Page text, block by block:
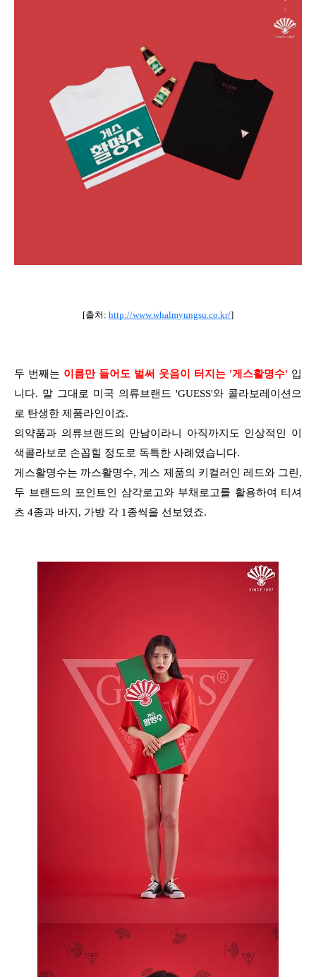
[출처: http://www.whalmyungsu.co.kr/]
두 번째는 이름만 들어도 벌써 웃음이 터지는 '게스활명수' 입
니다. 말 그대로 미국 의류브랜드 'GUESS'와 콜라보레이션으
로 탄생한 제품라인이죠.
의약품과 의류브랜드의 만남이라니 아직까지도 인상적인 이
색콜라보로 손꼽힐 정도로 독특한 사례였습니다.
게스활명수는 까스활명수, 게스 제품의 키컬러인 레드와 그린,
두 브랜드의 포인트인 삼각로고와 부채로고를 활용하여 티셔
츠 4종과 바지, 가방 각 1종씩을 선보였죠.